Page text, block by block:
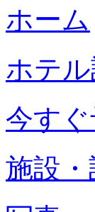
ホーム
ホテ
今す
施設・